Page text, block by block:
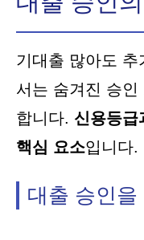
기대출 많아도 추
서는 숨겨진 승
합니다. 신용등급
핵심 요소입니다.
대출 승인을